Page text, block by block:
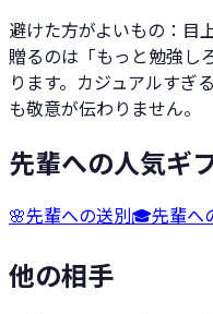
避けた方がよいもの： 目
贈るのは「もっと勉強し
ります。カジュアルすぎ
も敬意が伝わりません。
先輩への人気ギ
🌸先輩への送別🎓先輩へ
他の相手